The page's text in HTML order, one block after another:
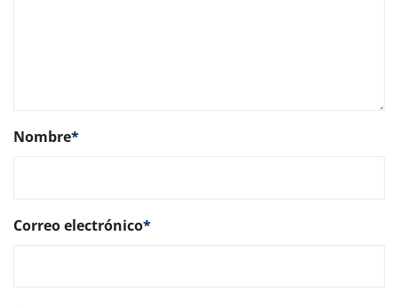
Nombre*
Correo electrónico*